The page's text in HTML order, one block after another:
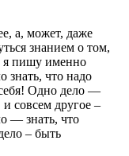
а, может, даже
знанием о том,
я пишу именно
знать, что надо
Одно дело —
совсем другое –
— знать, что
– быть